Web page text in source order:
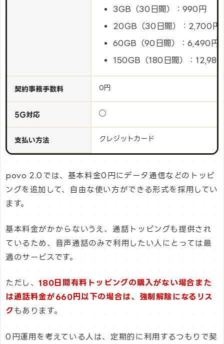
3GB（30日間）：990円
20GB（30日間）：2,700円
60GB（90日間）：6,490円
150GB（180日間）：12,980
契約事務手数料 0円
5G対応 ◯
支払い方法 クレジットカード
povo 2.0では、基本料金0円にデータ通信などのトッピ
ングを追加して、自由な使い方ができる形式を採用してい
ます。
基本料金がかからないうえ、通話トッピングも提供され
ているため、音声通話のみで利用したい人にとっては最
適のサービスです。
ただし、180日間有料トッピングの購入がない場合また
は通話料金が660円以下の場合は、強制解除になるリス
ク もあります。
0円運用を考えている人は、定期的に利用するつもりで契